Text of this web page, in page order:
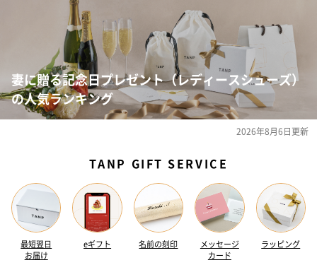
妻に贈る記念日プレゼント（レディースシューズ）
の人気ランキング
2026年8月6日更新
TANP GIFT SERVICE
最短翌日
お届け
eギフト 名前の刻印
メッセージ
カード
ラッピング